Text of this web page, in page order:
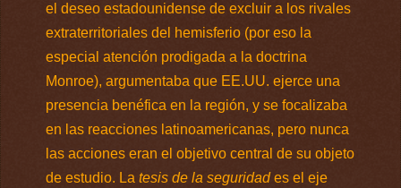
el deseo estadounidense de excluir a los rivales
extraterritoriales del hemisferio (por eso la
especial atención prodigada a la doctrina
Monroe), argumentaba que EE.UU. ejerce una
presencia benéfica en la región, y se focalizaba
en las reacciones latinoamericanas, pero nunca
las acciones eran el objetivo central de su objeto
de estudio. La tesis de la seguridad es el eje